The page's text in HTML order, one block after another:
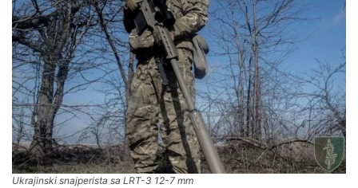
Ukrajinski snajperista sa LRT-3 12-7 mm